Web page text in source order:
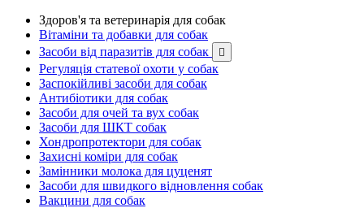
Здоров'я та ветеринарія для собак
Вітаміни та добавки для собак
Засоби від паразитів для собак

Регуляція статевої охоти у собак
Заспокійливі засоби для собак
Антибіотики для собак
Засоби для очей та вух собак
Засоби для ШКТ собак
Хондропротектори для собак
Захисні коміри для собак
Замінники молока для цуценят
Засоби для швидкого відновлення собак
Вакцини для собак